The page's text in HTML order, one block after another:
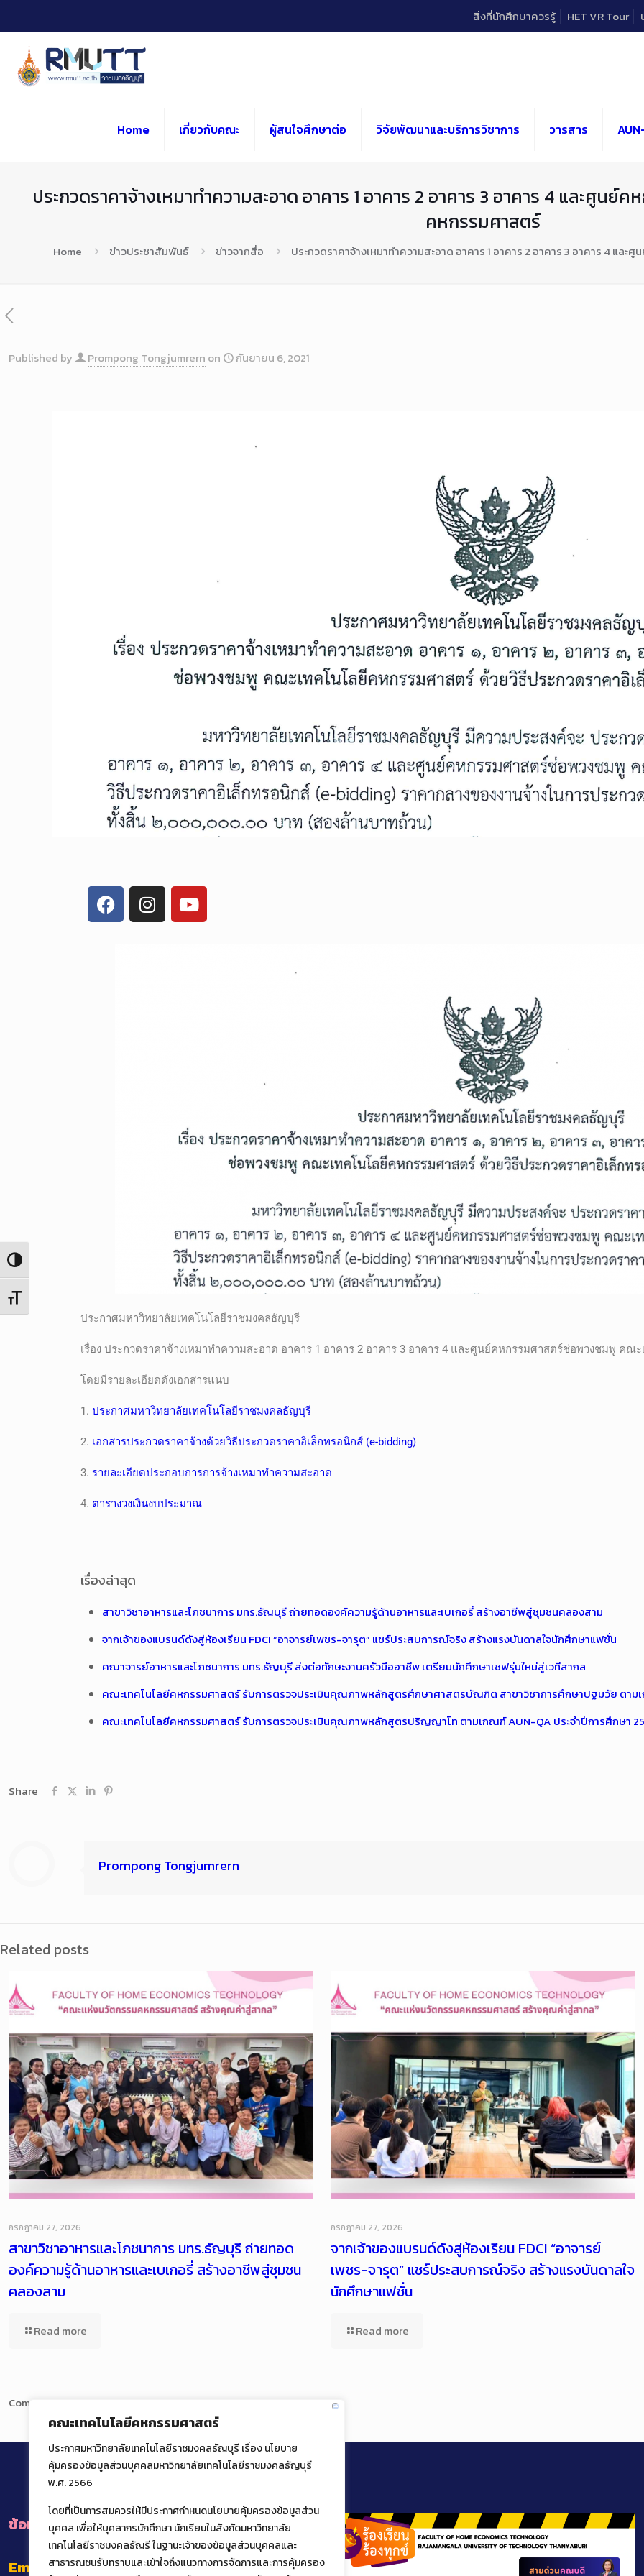
คณะเทคโนโลยีคหกรรมศาสตร์
ประกาศมหาวิทยาลัยเทคโนโลยีราชมงคลธัญบุรี เรื่อง นโยบาย
คุ้มครองข้อมูลส่วนบุคคลมหาวิทยาลัยเทคโนโลยีราชมงคลธัญบุรี
พ.ศ. 2566
โดยที่เป็นการสมควรให้มีประกาศกำหนดนโยบายคุ้มครองข้อมูลส่วน
บุคคล เพื่อให้บุคลากรนักศึกษา นักเรียนในสังกัดมหาวิทยาลัย
เทคโนโลยีราชมงคลธัญรี ในฐานะเจ้าของข้อมูลส่วนบุคคลและ
สาธารณชนรับทราบและเข้าใจถึงแนวทางการจัดการและการคุ้มครอง
to
Content
Toggle High Contrast
Toggle Font size
สิ่งที่นักศึกษาควรรู้ HET VR Tour
Home เกี่ยวกับคณะ ผู้สนใจศึกษาต่อ วิจัยพัฒนาและบริการวิชาการ วารสาร
ประกวดราคาจ้างเหมาทำความสะอาด อาคาร 1 อาคาร 2 อาคาร 3 อาคาร 4 และศูน
คหกรรมศาสตร์
Home ข่าวประชาสัมพันธ์ ข่าวจากสื่อ ประกวดราคาจ้างเหมาทำความสะอาด อาคาร 1 อาคาร 2 อาคาร 3 อาคาร 4
Published by Prompong Tongjumrern on กันยายน 6, 2021
ประกาศมหาวิทยาลัยเทคโนโลยีราชมงคลธัญบุรี
เรื่อง ประกวดราคาจ้างเหมาทำความสะอาด อาคาร 1 อาคาร 2 อาคาร 3 อาคาร 4 และศูนย์คหกรรมศาสตร์ช่อพวงชมพู คณ
โดยมีรายละเอียดดังเอกสารแนบ
1. ประกาศมหาวิทยาลัยเทคโนโลยีราชมงคลธัญบุรี
2. เอกสารประกวดราคาจ้างด้วยวิธีประกวดราคาอิเล็กทรอนิกส์ (e-bidding)
3. รายละเอียดประกอบการการจ้างเหมาทำความสะอาด
4. ตารางวงเงินงบประมาณ
เรื่องล่าสุด
สาขาวิชาอาหารและโภชนาการ มทร.ธัญบุรี ถ่ายทอดองค์ความรู้ด้านอาหารและเบเกอรี่ สร้างอาชีพสู่ชุมชนคลองสาม
จากเจ้าของแบรนด์ดังสู่ห้องเรียน FDCI “อาจารย์เพชร-จารุต” แชร์ประสบการณ์จริง สร้างแรงบันดาลใจนักศึกษาแฟชั่น
คณาจารย์อาหารและโภชนาการ มทร.ธัญบุรี ส่งต่อทักษะงานครัวมืออาชีพ เตรียมนักศึกษาเชฟรุ่นใหม่สู่เวทีสากล
คณะเทคโนโลยีคหกรรมศาสตร์ รับการตรวจประเมินคุณภาพหลักสูตรศึกษาศาสตรบัณฑิต สาขาวิชาการศึกษาปฐมวัย ตาม
คณะเทคโนโลยีคหกรรมศาสตร์ รับการตรวจประเมินคุณภาพหลักสูตรปริญญาโท ตามเกณฑ์ AUN-QA ประจำปีการศึกษา
Share
Prompong Tongjumrern
Related posts
กรกฎาคม 27, 2026
สาขาวิชาอาหารและโภชนาการ มทร.ธัญบุรี ถ่ายทอด
องค์ความรู้ด้านอาหารและเบเกอรี่ สร้างอาชีพสู่ชุมชน
คลองสาม
Read more
กรกฎาคม 27, 2026
จากเจ้าของแบรนด์ดังสู่ห้องเรียน FDCI “อาจารย์
เพชร-จารุต” แชร์ประสบการณ์จริง สร้างแรงบันดาลใจ
นักศึกษาแฟชั่น
Read more
Comments are closed.
ข้อมูลการติดต่อหน่วยงานภายในคณะ
Email : het@rmutt.ac.th